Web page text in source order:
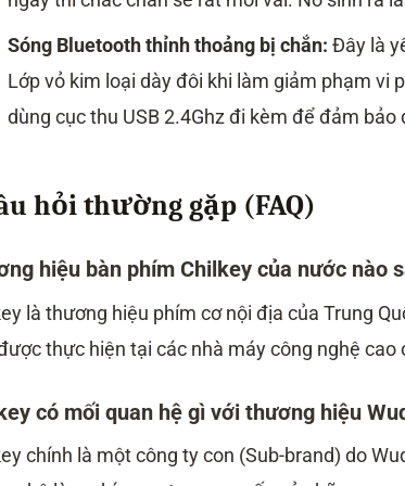
Sóng Bluetooth thỉnh thoảng bị chắn: Đây là
Lớp vỏ kim loại dày đôi khi làm giảm phạm vi
dùng cục thu USB 2.4Ghz đi kèm để đảm
hỏi thường gặp (FAQ)
hiệu bàn phím Chilkey của nước nào
là thương hiệu phím cơ nội địa của Trung
thực hiện tại các nhà máy công nghệ cao
có mối quan hệ gì với thương hiệu
chính là một công ty con (Sub-brand) do